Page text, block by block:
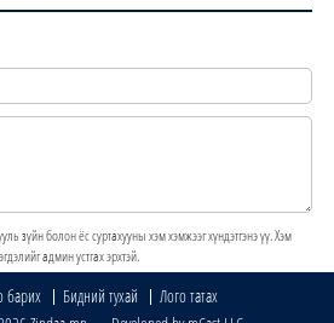
зүйн болон ёс суртахууны хэм хэмжээг хүндэтгэнэ үү. Хэм
админ устгах эрхтэй.
барих Бидний тухай
Лого татах